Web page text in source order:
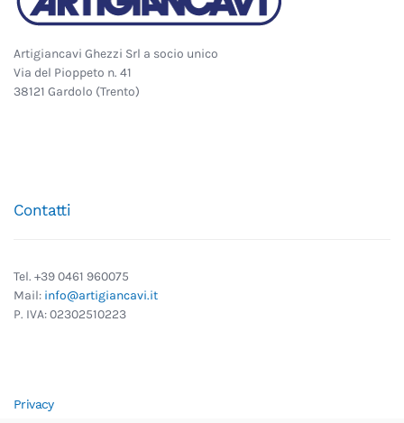
Artigiancavi Ghezzi Srl a socio unico
Via del Pioppeto n. 41
38121 Gardolo (Trento)
Contatti
Tel. +39 0461 960075
Mail: info@artigiancavi.it
P. IVA: 02302510223
Privacy